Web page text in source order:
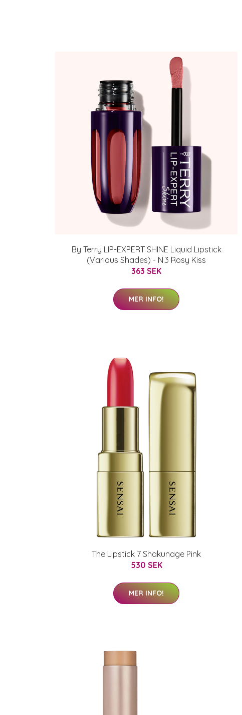
By Terry LIP-EXPERT SHINE Liquid Lipstick
(Various Shades) - N.3 Rosy Kiss
363 SEK
MER INFO!
The Lipstick 7 Shakunage Pink
530 SEK
MER INFO!